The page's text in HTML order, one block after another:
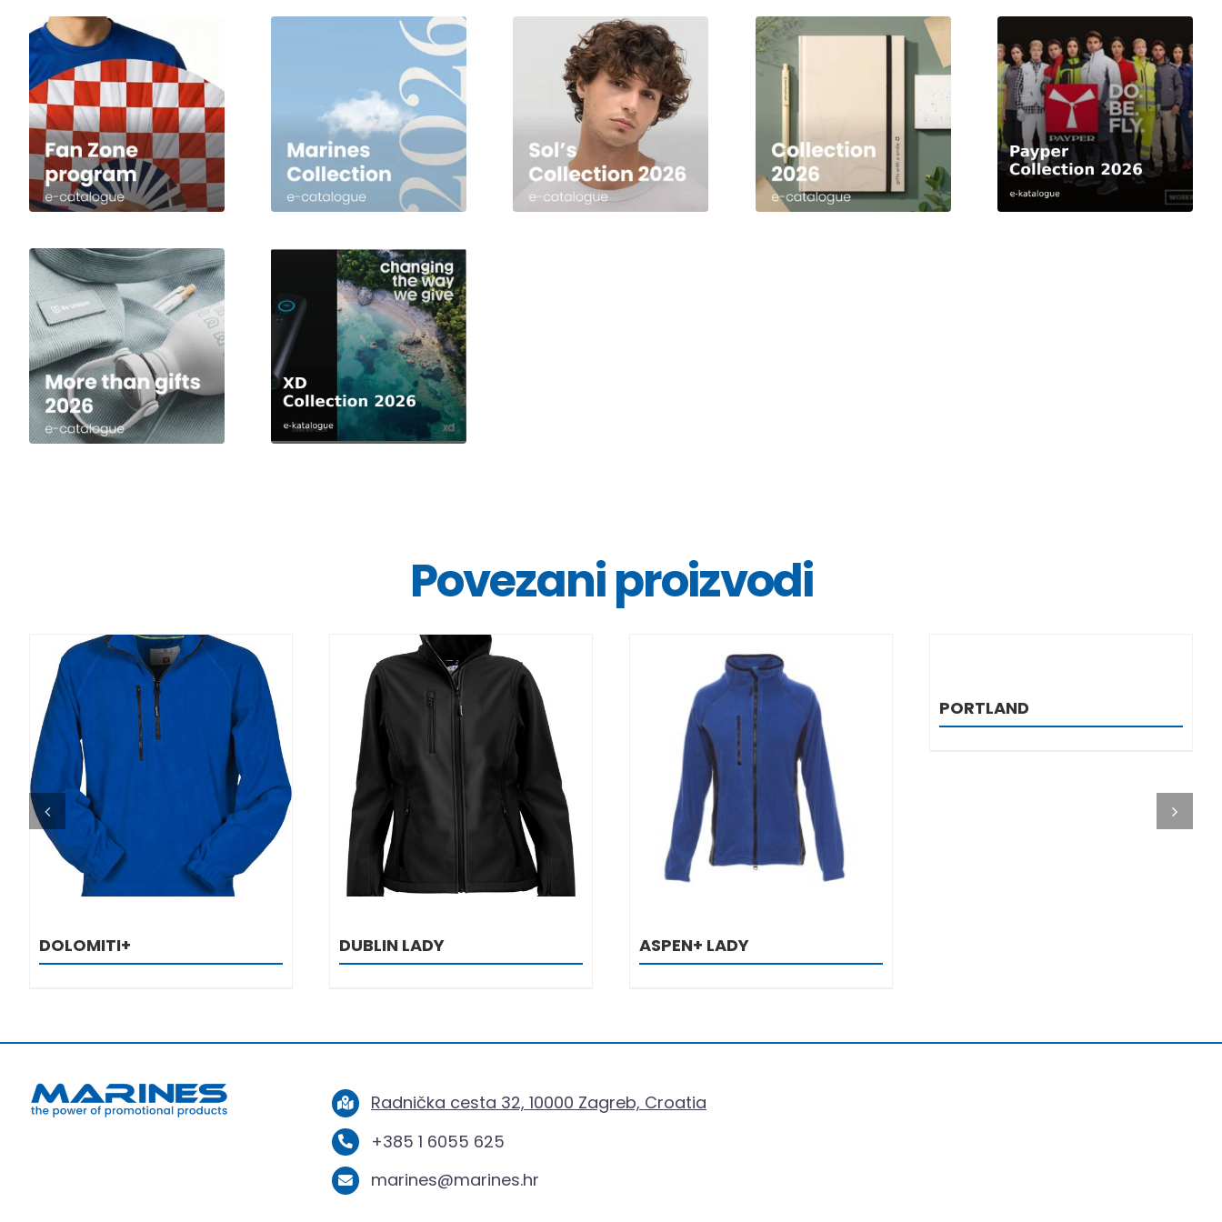
Povezani proizvodi
DOLOMITI+
DETALJI
DUBLIN LADY
DETALJI
ASPEN+ LADY
PORTLAND
Radnička cesta 32, 10000 Zagreb, Croatia
+385 1 6055 625
marines@marines.hr